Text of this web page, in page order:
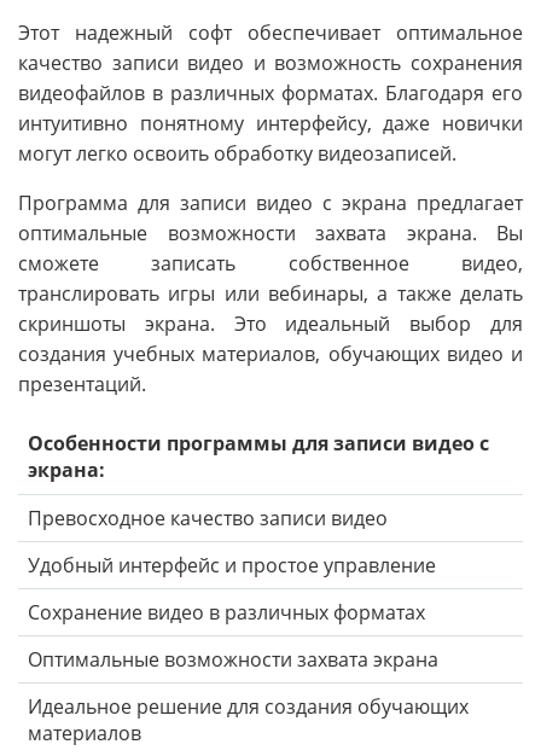
Этот надежный софт обеспечивает оптимальное
качество записи видео и возможность сохранения
видеофайлов в различных форматах. Благодаря его
интуитивно понятному интерфейсу, даже новички
могут легко освоить обработку видеозаписей.
Программа для записи видео с экрана предлагает
оптимальные возможности захвата экрана. Вы
сможете записать собственное видео,
транслировать игры или вебинары, а также делать
скриншоты экрана. Это идеальный выбор для
создания учебных материалов, обучающих видео и
презентаций.
Особенности программы для записи видео с
экрана:
Превосходное качество записи видео
Удобный интерфейс и простое управление
Сохранение видео в различных форматах
Оптимальные возможности захвата экрана
Идеальное решение для создания обучающих
материалов